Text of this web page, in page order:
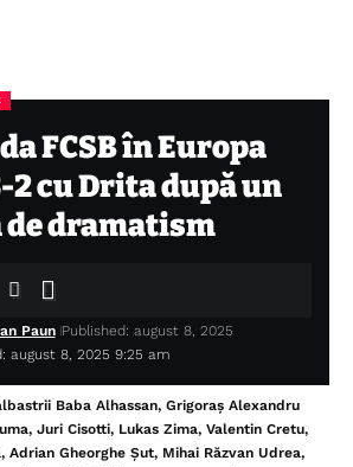
FCSB în Europa
2 cu Drita după un
dramatism
august 8, 2025 9:25 am
Paun Published: august 8, 2025
Baba Alhassan, Grigoraș Alexandru
Juri Cisotti, Lukas Zima, Valentin Cretu,
Adrian Gheorghe Șut, Mihai Răzvan Udrea,